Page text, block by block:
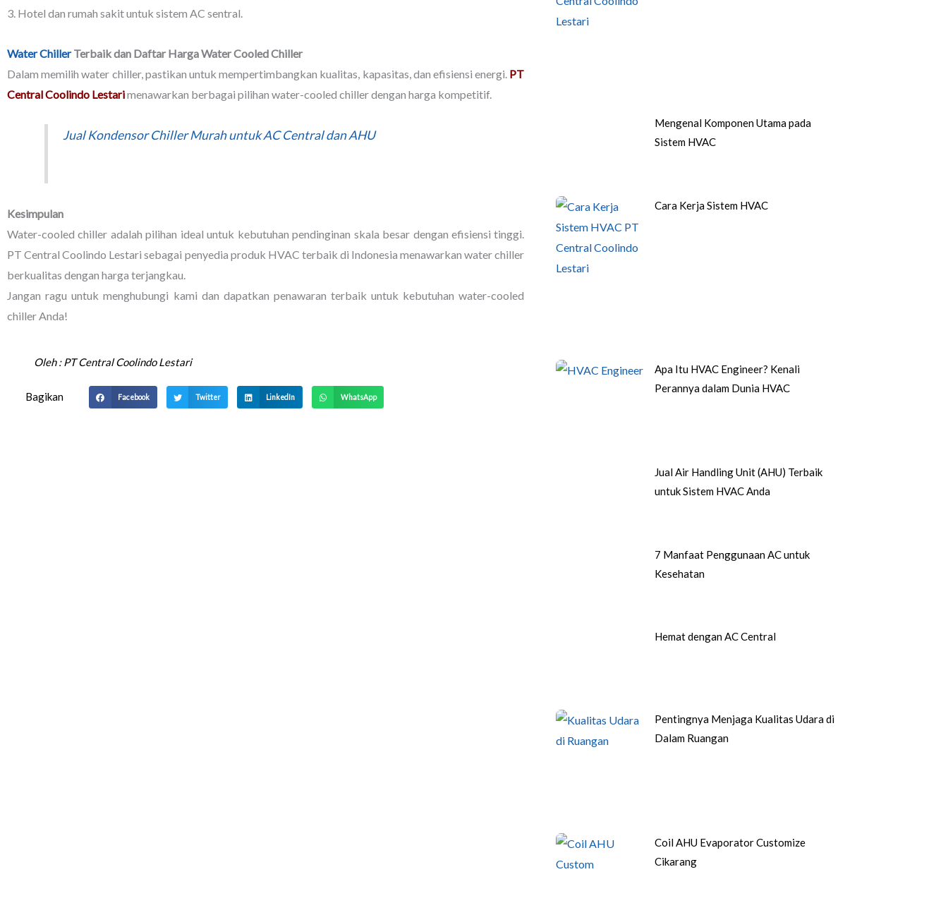
3. Hotel dan rumah sakit untuk sistem AC sentral.
Water ChillerTerbaik dan Daftar Harga Water Cooled Chiller
Dalam memilih water chiller, pastikan untuk mempertimbangkan kualitas, kapasitas, dan efisiensi energi. PT
Central Coolindo Lestarimenawarkan berbagai pilihan water-cooled chiller dengan harga kompetitif.
Jual Kondensor Chiller Murah untuk AC Central dan AHU
Kesimpulan
Water-cooled chiller adalah pilihan ideal untuk kebutuhan pendinginan skala besar dengan efisiensi tinggi.
PT Central Coolindo Lestari sebagai penyedia produk HVAC terbaik di Indonesia menawarkan water chiller
berkualitas dengan harga terjangkau.
Jangan ragu untuk menghubungi kami dan dapatkan penawaran terbaik untuk kebutuhan water-cooled
chiller Anda!
Oleh :PT Central Coolindo Lestari
Bagikan Facebook Twitter LinkedIn WhatsApp
Mengenal Komponen Utama pada
Sistem HVAC
Cara Kerja Sistem HVAC
Apa Itu HVAC Engineer? Kenali
Perannya dalam Dunia HVAC
Jual Air Handling Unit (AHU) Terbaik
untuk Sistem HVAC Anda
7 Manfaat Penggunaan AC untuk
Kesehatan
Hemat dengan AC Central
Pentingnya Menjaga Kualitas Udara di
Dalam Ruangan
Coil AHU Evaporator Customize
Cikarang